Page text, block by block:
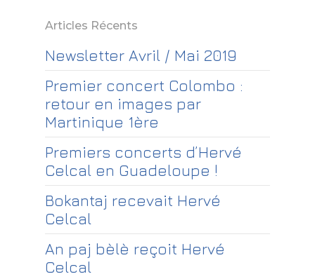
Articles Récents
Newsletter Avril / Mai 2019
Premier concert Colombo :
retour en images par
Martinique 1ère
Premiers concerts d’Hervé
Celcal en Guadeloupe !
Bokantaj recevait Hervé
Celcal
An paj bèlè reçoit Hervé
Celcal